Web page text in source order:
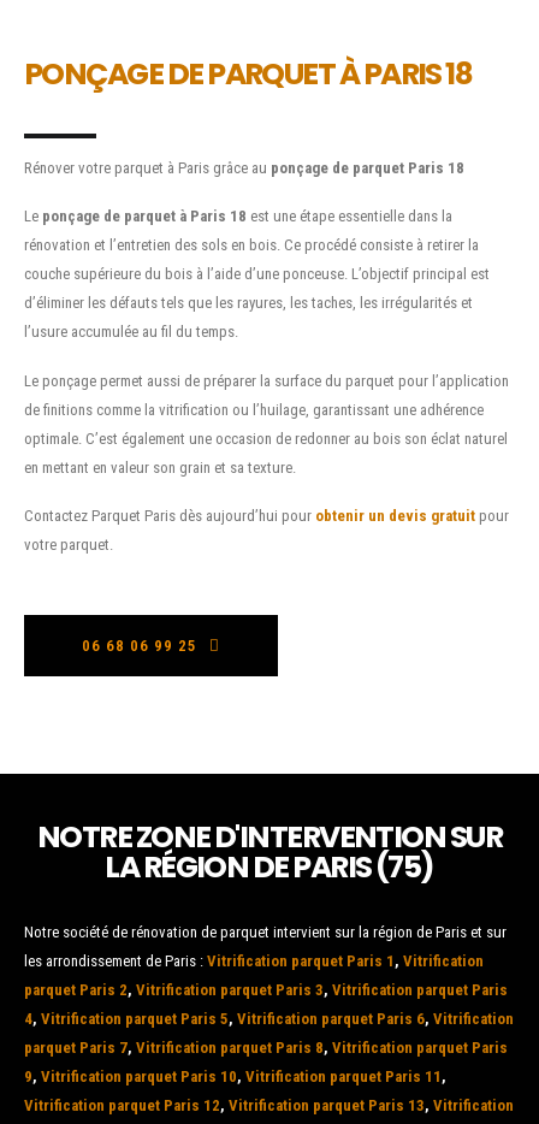
PONÇAGE DE PARQUET À PARIS 18
Rénover votre parquet à Paris grâce au ponçage de parquet Paris 18
Le ponçage de parquet à Paris 18 est une étape essentielle dans la
rénovation et l’entretien des sols en bois. Ce procédé consiste à retirer la
couche supérieure du bois à l’aide d’une ponceuse. L’objectif principal est
d’éliminer les défauts tels que les rayures, les taches, les irrégularités et
l’usure accumulée au fil du temps.
Le ponçage permet aussi de préparer la surface du parquet pour l’application
de finitions comme la vitrification ou l’huilage, garantissant une adhérence
optimale. C’est également une occasion de redonner au bois son éclat naturel
en mettant en valeur son grain et sa texture.
Contactez Parquet Paris dès aujourd’hui pour obtenir un devis gratuit pour
votre parquet.
06 68 06 99 25
NOTRE ZONE D'INTERVENTION SUR
LA RÉGION DE PARIS (75)
Notre société de rénovation de parquet intervient sur la région de Paris et sur
les arrondissement de Paris : Vitrification parquet Paris 1 , Vitrification
parquet Paris 2, Vitrification parquet Paris 3, Vitrification parquet Paris
4, Vitrification parquet Paris 5, Vitrification parquet Paris 6, Vitrification
parquet Paris 7, Vitrification parquet Paris 8, Vitrification parquet Paris
9, Vitrification parquet Paris 10, Vitrification parquet Paris 11 ,
Vitrification parquet Paris 12, Vitrification parquet Paris 13, Vitrification